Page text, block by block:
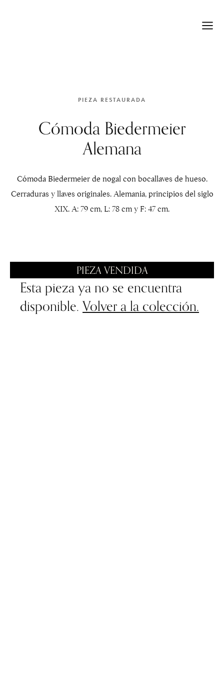
PIEZA RESTAURADA
Cómoda Biedermeier
Alemana
Cómoda Biedermeier de nogal con bocallaves de hueso.
Cerraduras y llaves originales. Alemania, principios del siglo
XIX. A: 79 cm, L: 78 cm y F: 47 cm.
PIEZA VENDIDA
Esta pieza ya no se encuentra
disponible.Volver a la colección.